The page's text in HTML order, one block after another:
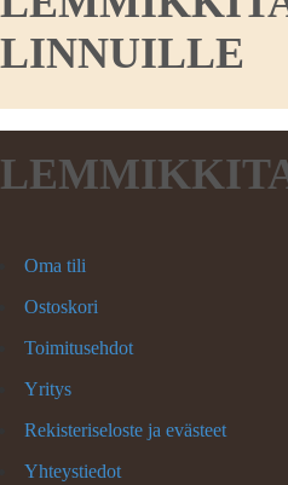
LINNUILLE
Oma tili
Ostoskori
Toimitusehdot
Yritys
Rekisteriseloste ja evästeet
Yhteystiedot